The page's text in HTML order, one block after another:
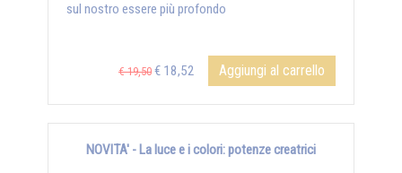
sul nostro essere più profondo
€ 19,50 € 18,52 Aggiungi al carrello
NOVITA' - La luce e i colori: potenze creatrici